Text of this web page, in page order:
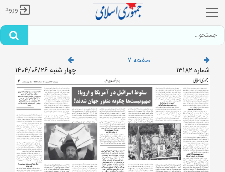
ورود
صفحه 7
شماره 13182
چهار شنبه 1404/06/26